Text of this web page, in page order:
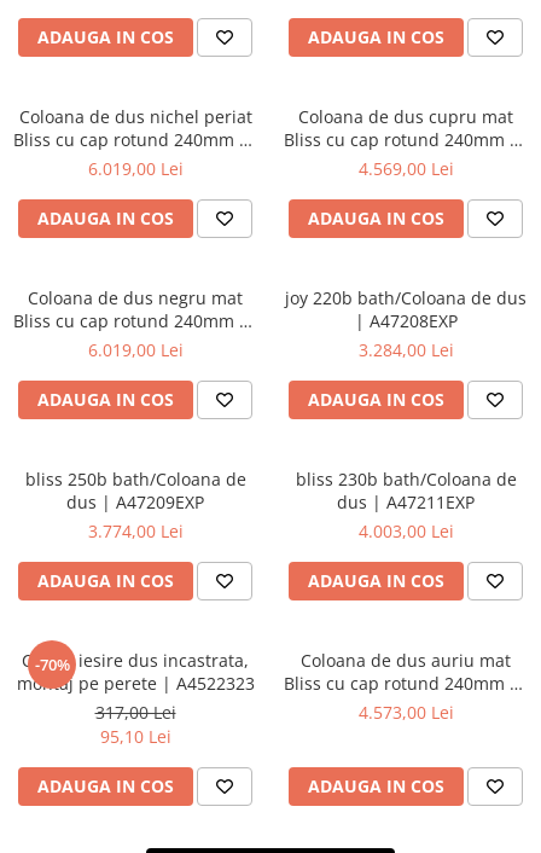
ADAUGA IN COS ADAUGA IN COS
Coloana de dus nichel periat
Bliss cu cap rotund 240mm cu
mixer termostatic |
6.019,00 Lei
ADAUGA IN COS
Coloana de dus cupru mat
Bliss cu cap rotund 240mm cu
mixer termostatic |
4.569,00 Lei
ADAUGA IN COS
Coloana de dus negru mat
Bliss cu cap rotund 240mm cu
mixer termostatic |
6.019,00 Lei
ADAUGA IN COS
joy 220b bath/Coloana de dus
| A47208EXP
3.284,00 Lei
ADAUGA IN COS
bliss 250b bath/Coloana de
dus | A47209EXP
3.774,00 Lei
ADAUGA IN COS
bliss 230b bath/Coloana de
dus | A47211EXP
4.003,00 Lei
ADAUGA IN COS
-70%
Cot de iesire dus incastrata,
montaj pe perete | A4522323
317,00 Lei
95,10 Lei
ADAUGA IN COS
Coloana de dus auriu mat
Bliss cu cap rotund 240mm cu
mixer termostatic |
4.573,00 Lei
ADAUGA IN COS